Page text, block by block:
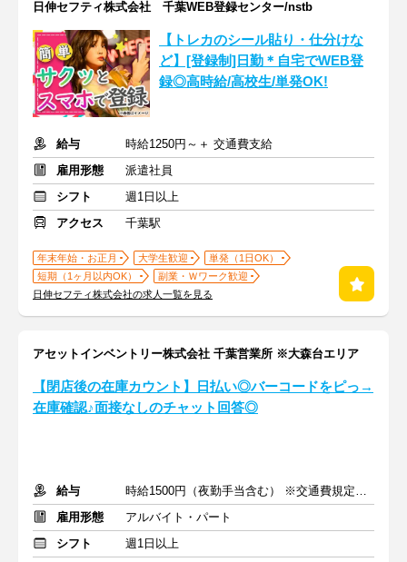
日伸セフティ株式会社 千葉WEB登録センター/nstb
【トレカのシール貼り・仕分けな
ど】[登録制]日勤＊自宅でWEB登
録◎高時給/高校生/単発OK!
給与
時給1250円～＋ 交通費支給
雇用形態
派遣社員
シフト
週1日以上
アクセス
千葉駅
年末年始・お正月 大学生歓迎
単発（1日OK）
短期（1ヶ月以内OK）
副業・Ｗワーク歓迎
日伸セフティ株式会社の求人一覧を見る
アセットインベントリー株式会社 千葉営業所 ※大森台エリア
【閉店後の在庫カウント】日払い◎バーコードをピっ→
在庫確認♪面接なしのチャット回答◎
給与
時給1500円（夜勤手当含む） ※交通費規定内支給
雇用形態
アルバイト・パート
シフト
週1日以上